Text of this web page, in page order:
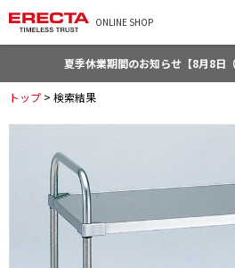
ONLINE SHOP
夏季休業期間のお知らせ【8月8日
トップ > 検索結果